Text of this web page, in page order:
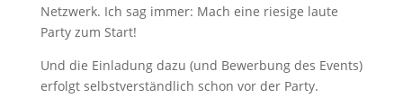
Netzwerk. Ich sag immer: Mach eine riesige laute
Party zum Start!
Und die Einladung dazu (und Bewerbung des Events)
erfolgt selbstverständlich schon vor der Party.